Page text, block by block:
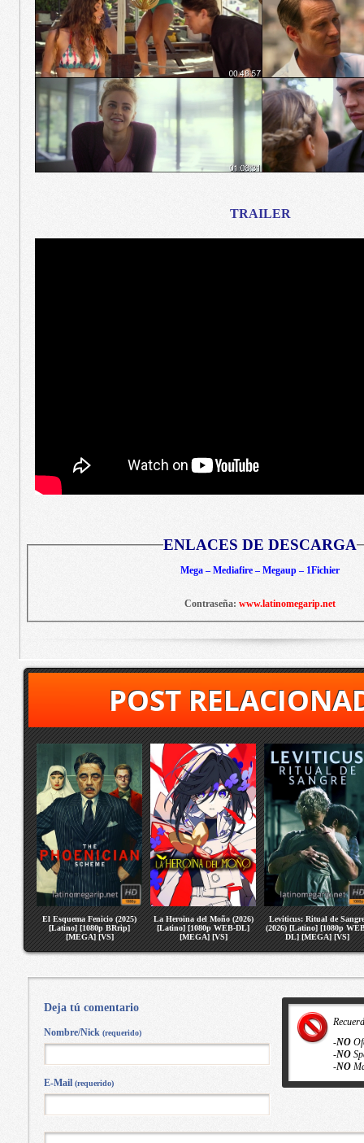
TRAILER
ENLACES DE DESCARGA
Mega – Mediafire – Megaup – 1Fichier
Contraseña: www.latinomegarip.net
POST
El Esquema Fenicio (2025)
[Latino] [1080p BRrip]
[MEGA] [VS]
La Heroina del Moño (2026)
[Latino] [1080p WEB-DL]
[MEGA] [VS]
Leviticus: Ritual de Sangre
(2026) [Latino] [1080p
DL] [MEGA] [VS]
-NO
-NO
-NO
Deja tú comentario
Nombre/Nick (requerido)
E-Mail (requerido)